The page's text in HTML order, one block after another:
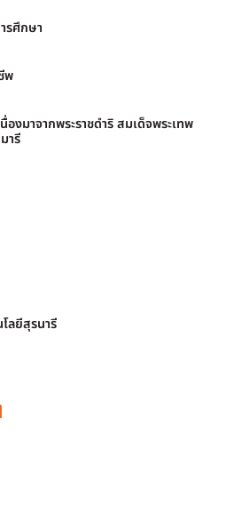
รศึกษา
พ
มาจากพระราชดำริ สมเด็จพระเทพ
ารี
ลยีสุรนารี